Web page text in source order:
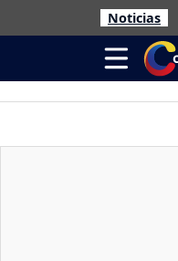
Noticias